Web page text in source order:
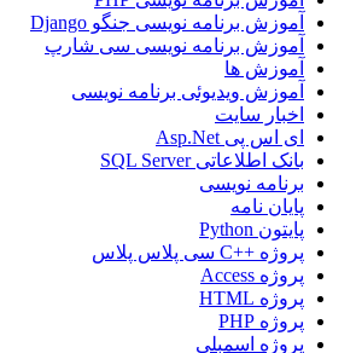
آموزش برنامه نویسی جنگو Django
آموزش برنامه نویسی سی شارپ
آموزش ها
آموزش ویدیوئی برنامه نویسی
اخبار سایت
ای اس پی Asp.Net
بانک اطلاعاتی SQL Server
برنامه نویسی
پایان نامه
پایتون Python
پروژه ++C سی پلاس پلاس
پروژه Access
پروژه HTML
پروژه PHP
پروژه اسمبلی